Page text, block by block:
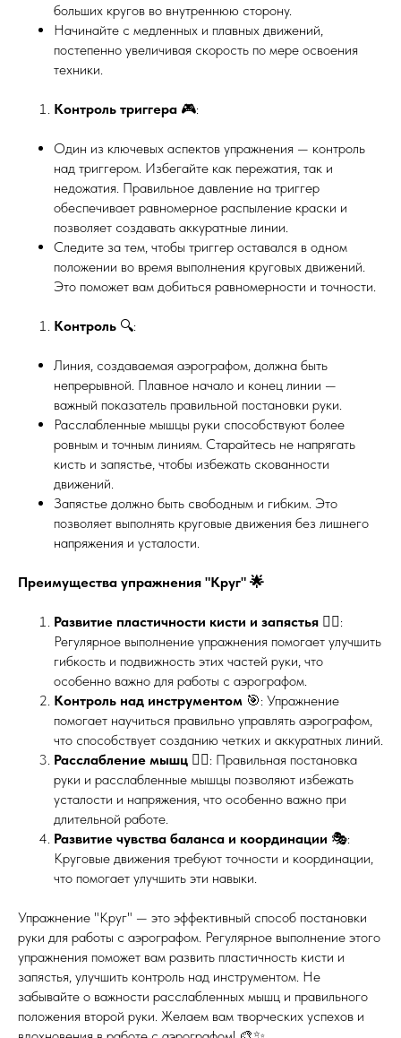
больших кругов во внутреннюю сторону.
Начинайте с медленных и плавных движений,
постепенно увеличивая скорость по мере освоения
техники.
Контроль триггера 🎮:
Один из ключевых аспектов упражнения — контроль
над триггером. Избегайте как пережатия, так и
недожатия. Правильное давление на триггер
обеспечивает равномерное распыление краски и
позволяет создавать аккуратные линии.
Следите за тем, чтобы триггер оставался в одном
положении во время выполнения круговых движений.
Это поможет вам добиться равномерности и точности.
Контроль 🔍:
Линия, создаваемая аэрографом, должна быть
непрерывной. Плавное начало и конец линии —
важный показатель правильной постановки руки.
Расслабленные мышцы руки способствуют более
ровным и точным линиям. Старайтесь не напрягать
кисть и запястье, чтобы избежать скованности
движений.
Запястье должно быть свободным и гибким. Это
позволяет выполнять круговые движения без лишнего
напряжения и усталости.
Преимущества упражнения "Круг" 🌟
Развитие пластичности кисти и запястья 🤸‍♀️:
Регулярное выполнение упражнения помогает улучшить
гибкость и подвижность этих частей руки, что
особенно важно для работы с аэрографом.
Контроль над инструментом 🎯: Упражнение
помогает научиться правильно управлять аэрографом,
что способствует созданию четких и аккуратных линий.
Расслабление мышц 🧘‍♂️: Правильная постановка
руки и расслабленные мышцы позволяют избежать
усталости и напряжения, что особенно важно при
длительной работе.
Развитие чувства баланса и координации 🎭:
Круговые движения требуют точности и координации,
что помогает улучшить эти навыки.
Упражнение "Круг" — это эффективный способ постановки
руки для работы с аэрографом. Регулярное выполнение этого
упражнения поможет вам развить пластичность кисти и
запястья, улучшить контроль над инструментом. Не
забывайте о важности расслабленных мышц и правильного
положения второй руки. Желаем вам творческих успехов и